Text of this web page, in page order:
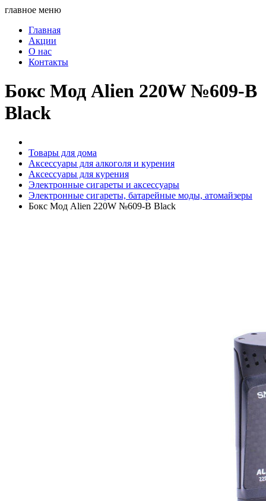
главное меню
Главная
Акции
О нас
Контакты
Бокс Мод Alien 220W №609-B
Black
Товары для дома
Аксессуары для алкоголя и курения
Аксессуары для курения
Электронные сигареты и аксессуары
Электронные сигареты, батарейные моды, атомайзеры
Бокс Мод Alien 220W №609-B Black